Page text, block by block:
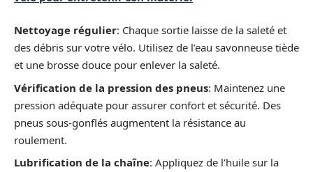
Nettoyage régulier: Chaque sortie laisse de la saleté et
des débris sur votre vélo. Utilisez de l’eau savonneuse tiède
et une brosse douce pour enlever la saleté.
Vérification de la pression des pneus: Maintenez une
pression adéquate pour assurer confort et sécurité. Des
pneus sous-gonflés augmentent la résistance au
roulement.
Lubrification de la chaîne: Appliquez de l’huile sur la